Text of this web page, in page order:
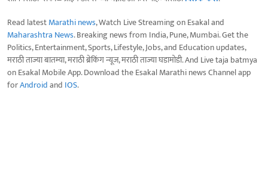
Read latestMarathi news, Watch Live Streaming on Esakal and
Maharashtra News. Breaking news from India, Pune, Mumbai. Get the
Politics, Entertainment, Sports, Lifestyle, Jobs, and Education updates,
मराठी ताज्या बातम्या, मराठी ब्रेकिंग न्यूज, मराठी ताज्या घडामोडी. And Live taja batmya
on Esakal Mobile App. Download the Esakal Marathi news Channel app
forAndroidand IOS.